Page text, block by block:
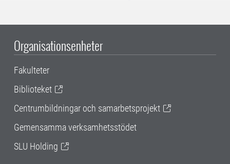
Organisationsenheter
Fakulteter
Biblioteket
Centrumbildningar och samarbetsprojekt
Gemensamma verksamhetsstödet
SLU Holding